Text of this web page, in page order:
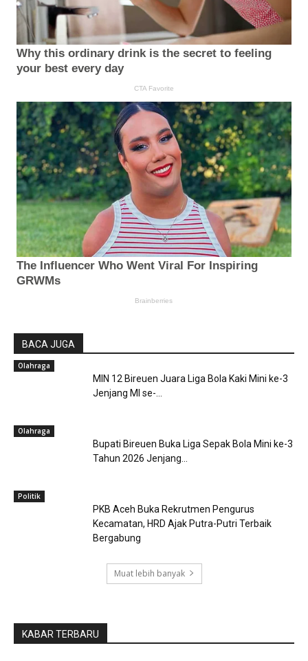
BACA JUGA
Olahraga
MIN 12 Bireuen Juara Liga Bola Kaki Mini ke-3
Jenjang MI se-...
Olahraga
Bupati Bireuen Buka Liga Sepak Bola Mini ke-3
Tahun 2026 Jenjang...
Politik
PKB Aceh Buka Rekrutmen Pengurus
Kecamatan, HRD Ajak Putra-Putri Terbaik
Bergabung
Muat lebih banyak
KABAR TERBARU